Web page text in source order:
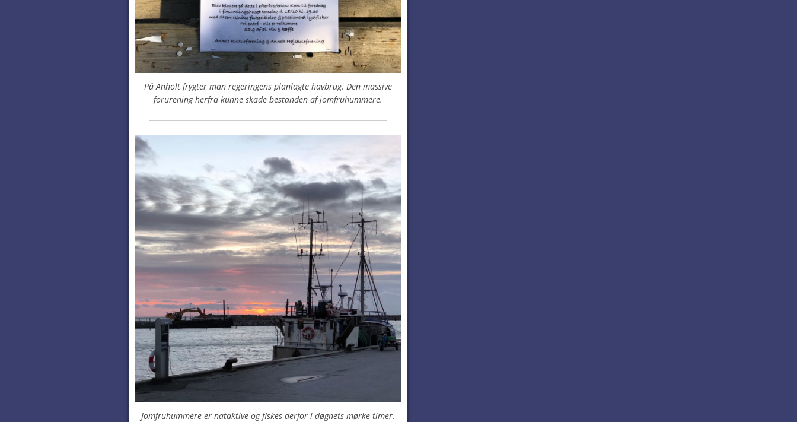
På Anholt frygter man regeringens planlagte havbrug. Den massive
forurening herfra kunne skade bestanden af jomfruhummere.
Jomfruhummere er nataktive og fiskes derfor i døgnets mørke timer.